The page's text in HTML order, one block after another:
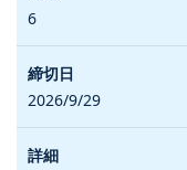
6
2026/9/29